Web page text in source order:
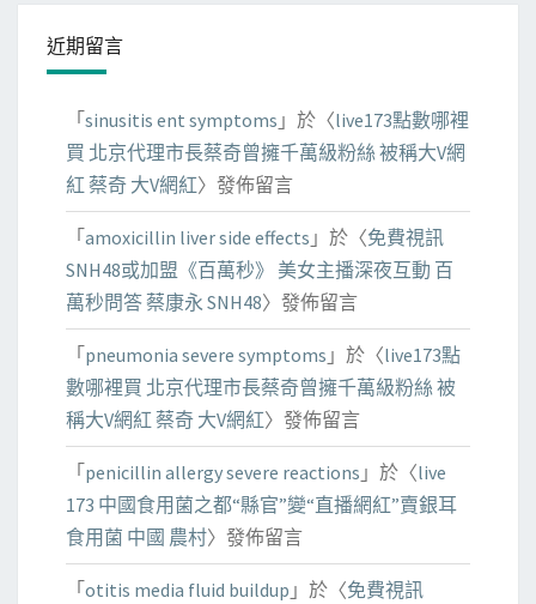
近期留言
「 sinusitis ent symptoms 」於〈live173點數哪裡
買 北京代理市長蔡奇曾擁千萬級粉絲 被稱大V網
紅 蔡奇 大V網紅〉發佈留言
「 amoxicillin liver side effects 」於〈免費視訊
SNH48或加盟《百萬秒》 美女主播深夜互動 百
萬秒問答 蔡康永 SNH48〉發佈留言
「 pneumonia severe symptoms 」於〈live173點
數哪裡買 北京代理市長蔡奇曾擁千萬級粉絲 被
稱大V網紅 蔡奇 大V網紅〉發佈留言
「 penicillin allergy severe reactions 」於〈live
173 中國食用菌之都“縣官”變“直播網紅”賣銀耳
食用菌 中國 農村〉發佈留言
「 otitis media fluid buildup 」於〈免費視訊